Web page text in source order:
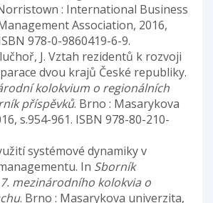
: International Business
Association, 2016,
978-0-9860419-6-9.
J. Vztah rezidentů k rozvoji
dvou krajů České republiky.
kolokvium o regionálních
příspěvků. Brno : Masarykova
s.954-961. ISBN 978-80-210-
systémové dynamiky v
In Sborník
mezinárodního kolokvia o
. Brno : Masarykova univerzita,